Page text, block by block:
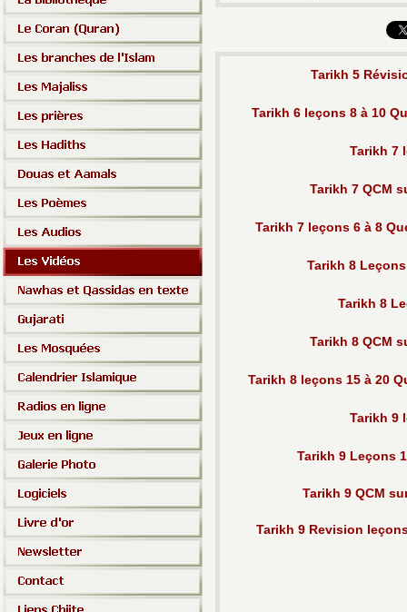
Tarikh 5
Tarikh 6 leçons 8 à 10
Tarikh 7
Tarikh 7 QCM
Tarikh 7 leçons 6 à 8
Tarikh 8
Tarikh 8
Tarikh 8 QCM
Tarikh 8 leçons 15 à 20
Tarikh 9
Tarikh 9 Leçons
Tarikh 9 QCM
Tarikh 9 Revision